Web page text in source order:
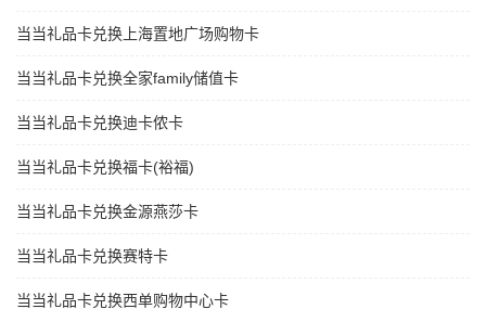
当当礼品卡兑换上海置地广场购物卡
当当礼品卡兑换全家family储值卡
当当礼品卡兑换迪卡侬卡
当当礼品卡兑换福卡(裕福)
当当礼品卡兑换金源燕莎卡
当当礼品卡兑换赛特卡
当当礼品卡兑换西单购物中心卡